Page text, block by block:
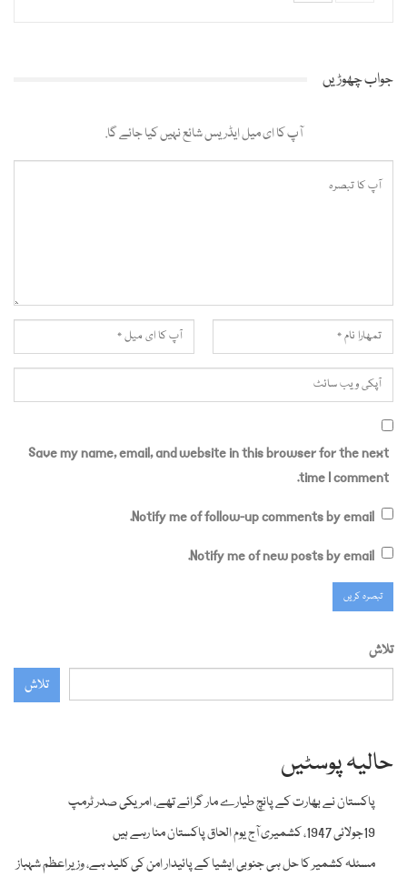
جواب چھوڑیں
آپ کا ای میل ایڈریس شائع نہیں کیا جائے گا.
Save my name, email, and website in this browser for the next
time I comment.
Notify me of follow-up comments by email.
Notify me of new posts by email.
تلاش
تلاش
حالیہ پوسٹیں
پاکستان نے بھارت کے پانچ طیارے مار گرائے تھے، امریکی صدر ٹرمپ
19جولائی 1947، کشمیری آج یوم الحاق پاکستان منا رہے ہیں
مسئلہ کشمیر کا حل ہی جنوبی ایشیا کے پائیدار امن کی کلید ہے، وزیراعظم شہباز